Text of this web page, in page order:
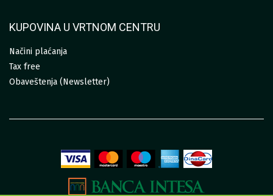
KUPOVINA U VRTNOM CENTRU
Načini plaćanja
Tax free
Obaveštenja (Newsletter)